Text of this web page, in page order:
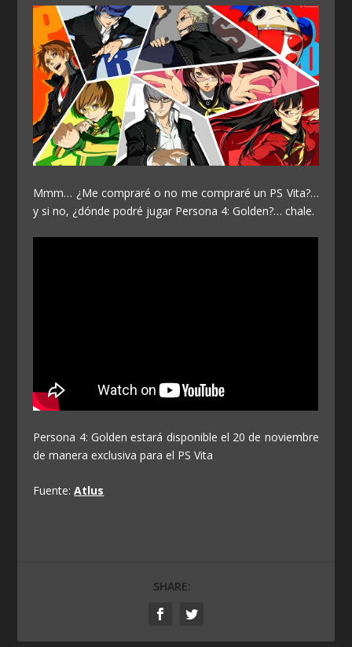
Mmm… ¿Me compraré o no me compraré un PS Vita?…
y si no, ¿dónde podré jugar Persona 4: Golden?… chale.
Persona 4: Golden estará disponible el 20 de noviembre
de manera exclusiva para el PS Vita
Fuente:Atlus
SHARE: